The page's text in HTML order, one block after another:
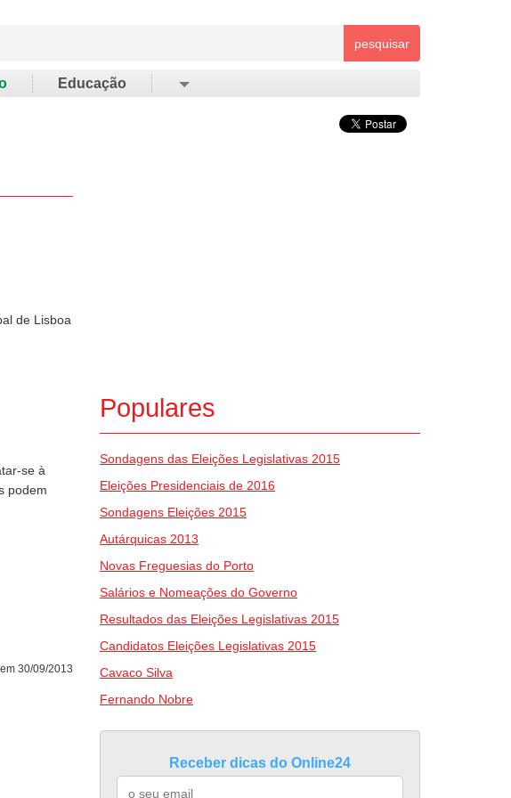
pesquisar
Educação
de Lisboa
se à
podem
30/09/2013
Populares
Sondagens das Eleições Legislativas 2015
Eleições Presidenciais de 2016
Sondagens Eleições 2015
Autárquicas 2013
Novas Freguesias do Porto
Salários e Nomeações do Governo
Resultados das Eleições Legislativas 2015
Candidatos Eleições Legislativas 2015
Cavaco Silva
Fernando Nobre
Receber dicas do Online24